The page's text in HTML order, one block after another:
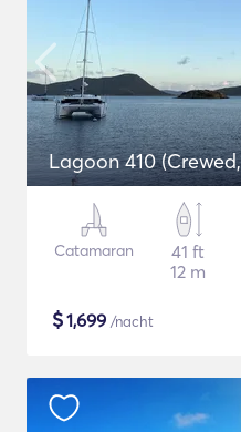
Lagoon 410
Catamaran
41 ft
12 m
$1,699 /nacht